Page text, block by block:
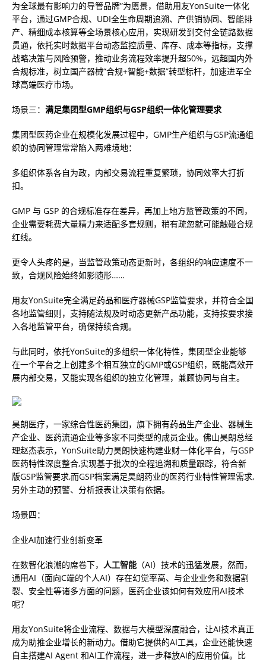
为全球最有影响力的导管品牌”为愿景，借助用友YonSuite一体化
平台，通过GMP合规、UDI全生命周期追溯、产供销协同、智能排
产、精细成本核算等全场景核心应用，实现研发到交付全链路数据
贯通，依托实时数据平台动态监控质量、库存、成本等指标，支撑
战略决策与风险预警，推动业务流程效率提升超50%，远超国内外
合规标准，树立国产器械“合规+智能+数据”转型标杆，加速进军全
球高端医疗市场。
场景三： 满足集团型GMP组织与GSP组织一体化管理要求
集团型医药企业在规模化发展过程中，GMP生产组织与GSP流通组
织的协同管理常常陷入两难境地：
多组织体系各自为政，内部交易流程重复繁琐，协同效率大打折
扣。
GMP 与 GSP 的合规标准存在差异，再加上地方监管政策的不同，
企业需要耗费大量精力来适配多套规则，稍有疏忽就可能触碰合规
红线。
更令人头疼的是，当监管政策动态更新时，各组织的响应速度不一
致，合规风险始终如影随形……
用友YonSuite完全满足药品和医疗器械GSP监管要求，并符合全国
各地监管细则，支持随法规及时动态更新产品功能，支持按要求接
入各地监管平台，确保持续合规。
与此同时，依托YonSuite的多组织一体化特性，集团型企业能够
在一个平台之上创建多个相互独立的GMP或GSP组织，既能高效开
展内部交易，又能实现各组织的独立化管理，兼顾协同与自主。
昊朗医疗，一家综合性医药集团，旗下拥有药品生产企业、器械生
产企业、医药流通企业等多家不同类型的成员企业。佛山昊朗总经
理赵杰表示，YonSuite助力昊朗快速构建业财一体化平台，与GSP
医药特性深度整合,实现基于批次的全程追溯和质量跟踪，符合新
版GSP监管要求,而GSP档案满足昊朗药业的医药行业特性管理需求,
另外主动的预警、分析报表让决策有依据。
场景四：
企业AI加速行业创新变革
在数智化浪潮的席卷下， 人工智能 （AI）技术的迅猛发展，然而，
通用AI（面向C端的个人AI）存在幻觉率高、与企业业务和数据割
裂、安全性等诸多方面的问题，医药企业该如何有效应用AI技术
呢？
用友YonSuite将企业流程、数据与大模型深度融合，让AI技术真正
成为助推企业增长的新动力。借助它提供的AI工具，企业还能快速
自主搭建AI Agent 和AI工作流程，进一步释放AI的应用价值。比